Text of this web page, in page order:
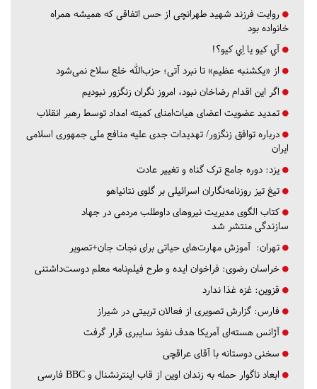
روایت فرزند شهید طهرانچی از حس اتفاقی که همیشه همراه
خانواده بود
آي كيو يا اِي كيو؟!
از «یکشنبه عظیم» تا نبرد آتی؛ حزب‌الله خلع سلاح نمی‌شود
اگر این اقدام رضاخان نبود، امروز نگران زنگزور نبودیم
تمدید عضویت اعضای هیات‌امنای کمیته امداد توسط رهبر انقلاب
درباره توافق زنگزور/ تهدیدات جدی علیه منافع ملی جمهوری اسلامی
ایران
یزد: دوره جامع ترک گناه و تغییر عادت
تیغ تیز روزنامه‌نگاران اسرائیلی بر گلوی نتانیاهو
کتاب الگوی مدیریت نیروهای داوطلب مردمی در جهاد
سازندگی منتشر شد
تهران: آموزش مهارت‌های حیاتی برای نجات جان+تصویر
خراسان رضوی: فراخوان ایده و طرح فیلم‌نامه معلم دوست‌داشتنی
قزوین: غزه غذا ندارد
فارس: گزارش تصویری از فعالان تربیتی در شیراز
آژانس هسته‌ای آمریکا هدف نفوذ سایبری قرار گرفت
سخنی دوستانه با آقای عراقچی
ابعاد ناگوار حمله به زندان اوین از قاب اینترنشنال و BBC فارسی